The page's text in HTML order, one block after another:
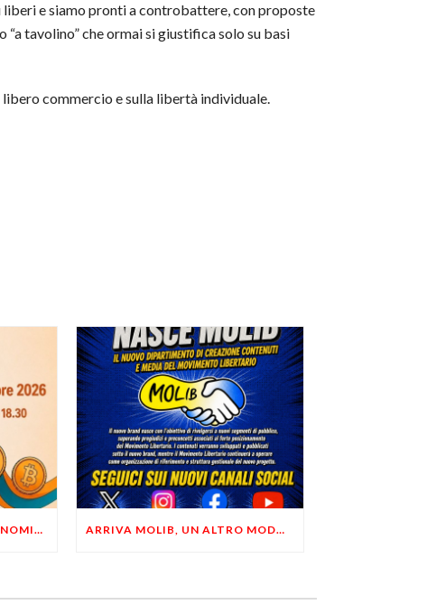
liberi e siamo pronti a controbattere, con proposte
tavolino” che ormai si giustifica solo su basi
commercio e sulla libertà individuale.
LIBERTÀ, PRIVACY ED ECONOMIA DEL BUON SENSO: FACCO E MUSUMECI A CASALECCHIO DI RENO (BO) ARRIVA MOLIB, UN ALTRO MODO DI COMUNICARE LIBERTARIO